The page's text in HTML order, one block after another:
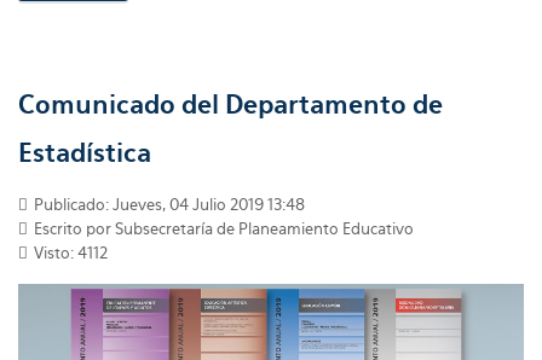
Comunicado del Departamento de
Estadística
Publicado: Jueves, 04 Julio 2019 13:48
Escrito por Subsecretaría de Planeamiento Educativo
Visto: 4112